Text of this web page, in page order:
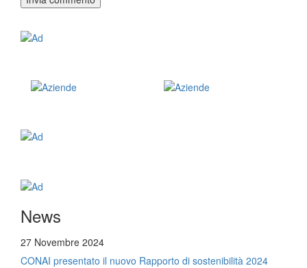
News
27 Novembre 2024
CONAI presentato il nuovo Rapporto di sostenibilità 2024